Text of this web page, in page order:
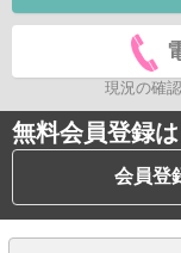
現況の確
無料会員登録
会員登